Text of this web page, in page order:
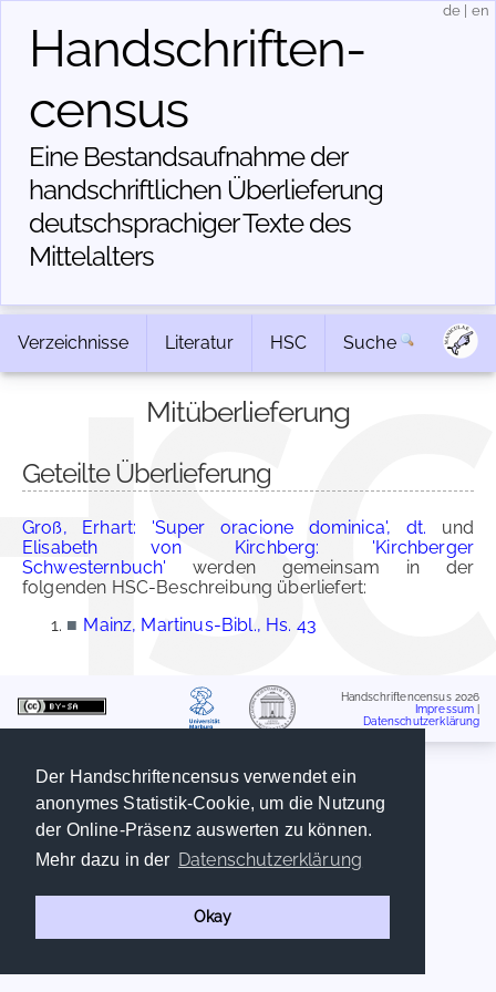
Der Handschriftencensus verwendet ein
anonymes Statistik-Cookie, um die Nutzung
der Online-Präsenz auswerten zu können.
Mehr dazu in der Datenschutzerklärung
Okay
Handschriften­
census
Eine Bestandsaufnahme der
handschriftlichen Über­lieferung
deutschsprachiger Texte des
Mittelalters
de en
Verzeichnisse Literatur HSC Suche
Mitüberlieferung
Geteilte Überlieferung
Groß, Erhart: 'Super oracione dominica', dt. und
Elisabeth von Kirchberg: 'Kirchberger
Schwesternbuch' werden gemeinsam in der
folgenden HSC-Beschreibung überliefert:
■ Mainz, Martinus-Bibl., Hs. 43
Handschriftencensus 2026
Impressum
Datenschutzerklärung